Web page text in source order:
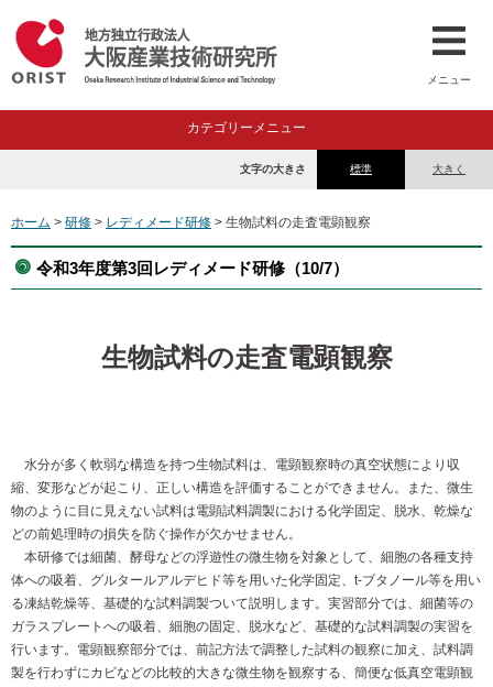
メニュー
カテゴリーメニュー
標準 大きく
文字の大きさ
ホーム > 研修 > レディメード研修 > 生物試料の走査電顕観察
令和3年度第3回レディメード研修（10/7）
生物試料の走査電顕観察
水分が多く軟弱な構造を持つ生物試料は、電顕観察時の真空状態により収
縮、変形などが起こり、正しい構造を評価することができません。また、微生
物のように目に見えない試料は電顕試料調製における化学固定、脱水、乾燥な
どの前処理時の損失を防ぐ操作が欠かせません。
本研修では細菌、酵母などの浮遊性の微生物を対象として、細胞の各種支持
体への吸着、グルタールアルデヒド等を用いた化学固定、t-ブタノール等を用い
る凍結乾燥等、基礎的な試料調製ついて説明します。実習部分では、細菌等の
ガラスプレートへの吸着、細胞の固定、脱水など、基礎的な試料調製の実習を
行います。電顕観察部分では、前記方法で調整した試料の観察に加え、試料調
製を行わずにカビなどの比較的大きな微生物を観察する、簡便な低真空電顕観